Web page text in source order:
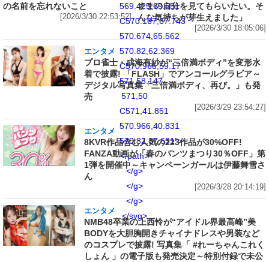
569.425,69.651
C570.167,67.743
570.674,65.562
570.82,62.369
C570.966,59.17
571,58.147
571,50
C571,41.851
570.966,40.831
570.82,37.631">
</path>
</g>
</g>
</g>
</svg>
の名前を忘れないこと
[2026/3/30 22:53:52]
ままの自分を見てもらいたい。そ
んな気持ちが芽生えました」
[2026/3/30 18:05:06]
エンタメ
プロ雀士・成海有紗が“三倍満ボディ”を変形水
着で披露! 「FLASH」でアンコールグラビア～
デジタル写真集「三倍満ボディ、再び。」も発
売
[2026/3/29 23:54:27]
エンタメ
8KVR作品含む人気の223作品が30%OFF!
FANZA動画が「春のパンツまつり30％OFF」第
1弾を開催中～キャンペーンガールは伊藤舞雪さ
ん
[2026/3/28 20:14:19]
エンタメ
NMB48卒業の上西怜が“アイドル界最高峰”美
BODYを大胆胸開きチャイナドレスや男装など
のコスプレで披露! 写真集「 #れーちゃんこれく
しょん 」の電子版も発売決定～特別付録で未公